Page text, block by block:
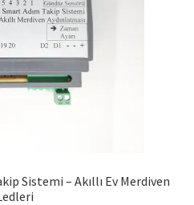
Sistemi – Akıllı Ev Merdiven